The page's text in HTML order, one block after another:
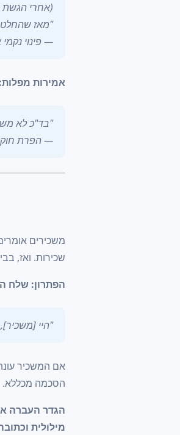
(אחרי הגשת
"מאז
— פינוי
אמירות מפלות:
"בד"כ לא
— הפרת חוק
משכירים
שכירות. ואז,
הפתרון: שלח
"היי
אם המשכיר
הסכמה מכללא.
הגדר העברה
מילולית